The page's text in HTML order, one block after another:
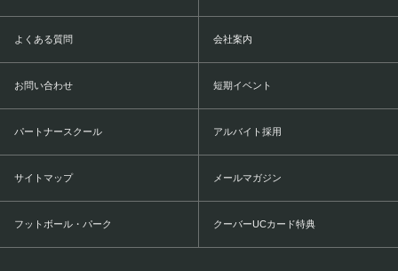
よくある質問 会社案内
お問い合わせ 短期イベント
パートナースクール アルバイト採用
サイトマップ メールマガジン
フットボール・パーク クーバーUCカード特典